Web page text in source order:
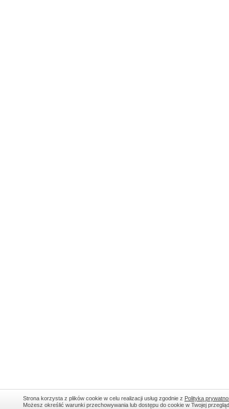
Strona korzysta z plików cookie w celu realizacji usług zgodnie z Polityką
Możesz określić warunki przechowywania lub dostępu do cookie w Twojej